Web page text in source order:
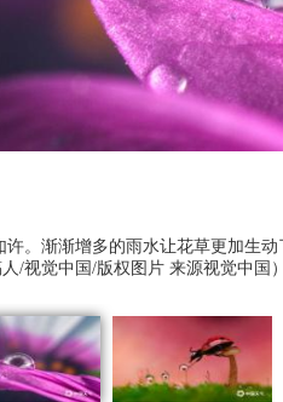
。渐渐增多的雨水让花草更加生
/视觉中国/版权图片 来源视觉中国